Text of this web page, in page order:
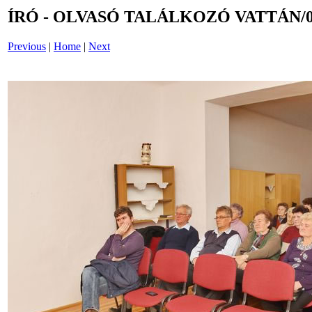
ÍRÓ - OLVASÓ TALÁLKOZÓ VATTÁN/
Previous | Home | Next